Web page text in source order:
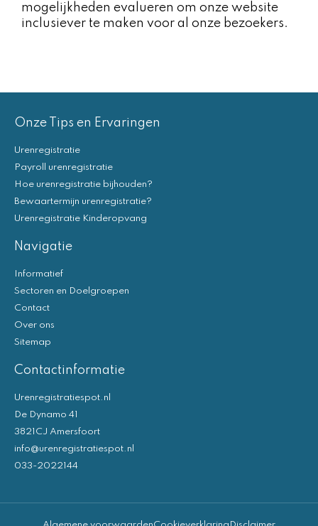
mogelijkheden evalueren om onze website
inclusiever te maken voor al onze bezoekers.
Onze Tips en Ervaringen
Urenregistratie
Payroll urenregistratie
Hoe urenregistratie bijhouden?
Bewaartermijn urenregistratie?
Urenregistratie Kinderopvang
Navigatie
Informatief
Sectoren en Doelgroepen
Contact
Over ons
Sitemap
Contactinformatie
Urenregistratiespot.nl
De Dynamo 41
3821CJ Amersfoort
info@urenregistratiespot.nl
033-2022144